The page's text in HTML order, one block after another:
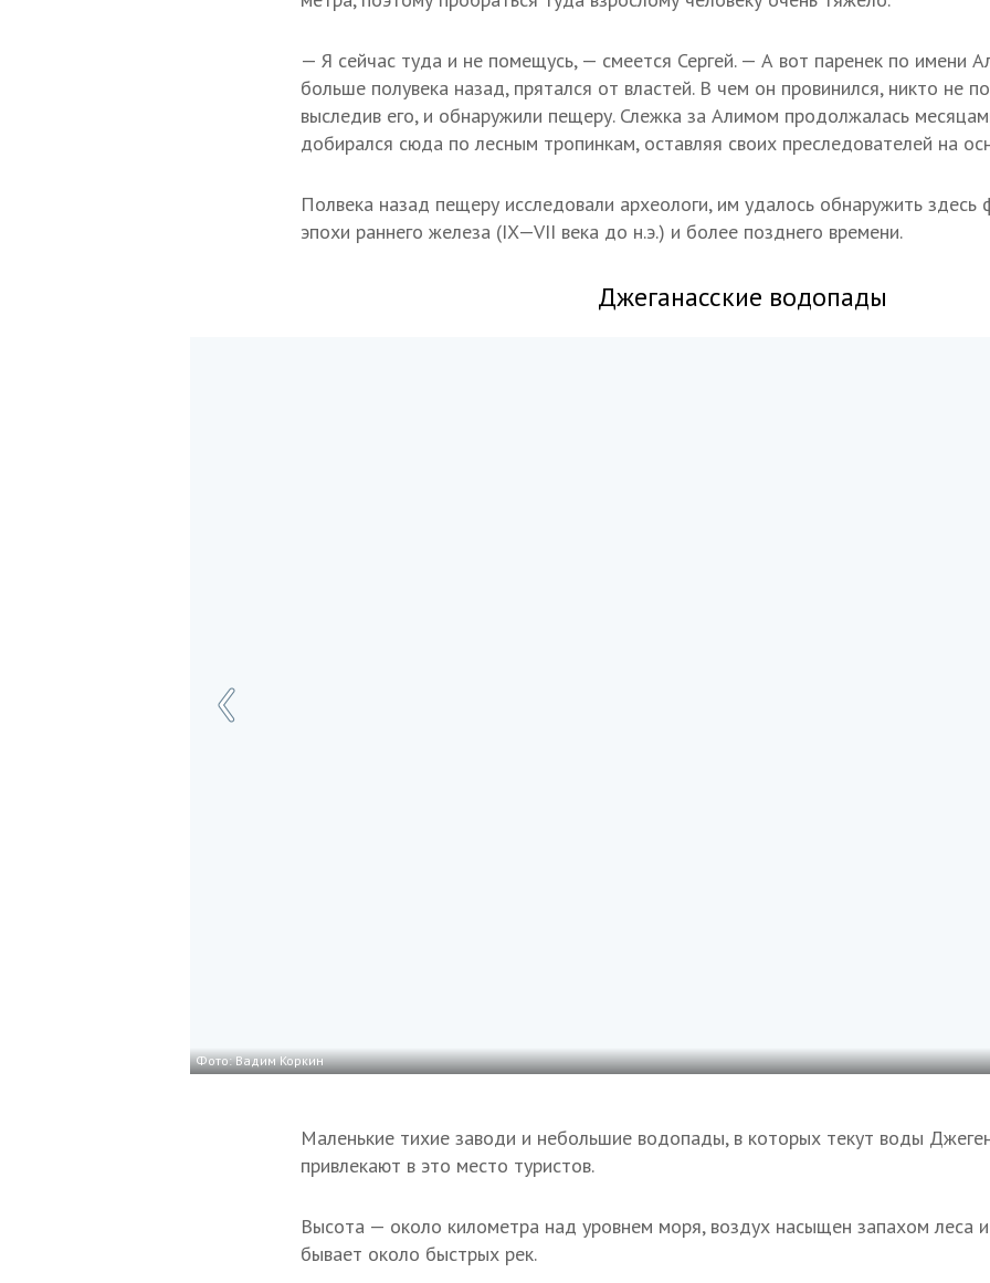
— Я сейчас туда и не помещусь, — смеется Сергей. — А вот паренек по имени
больше полувека назад, прятался от властей. В чем он провинился, никто не
выследив его, и обнаружили пещеру. Слежка за Алимом продолжалась
добирался сюда по лесным тропинкам, оставляя своих преследователей на
Полвека назад пещеру исследовали археологи, им удалось обнаружить здесь
эпохи раннего железа (IX—VII века до н.э.) и более позднего времени.
Джеганасские водопады
Фото: Вадим Коркин
Маленькие тихие заводи и небольшие водопады, в которых текут воды
привлекают в это место туристов.
Высота — около километра над уровнем моря, воздух насыщен запахом леса
бывает около быстрых рек.